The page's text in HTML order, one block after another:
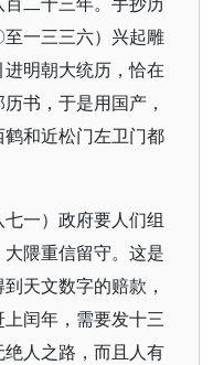
一三三六）兴起雕
明朝大统历，恰在
书，于是用国产，
和近松门左卫门都
一）政府要人们组
隈重信留守。这是
天文数字的赔款，
闰年，需要发十三
人之路，而且人有